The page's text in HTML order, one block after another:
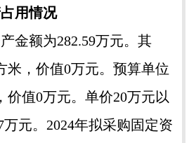
用情况
额为282.59万元。其
米，价值0万元。预算单位
价值0万元。单价20万元以
万元。2024年拟采购固定资